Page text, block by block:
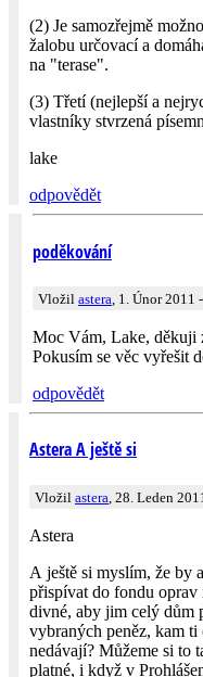
(2) Je samozřejmě
žalobu určovací a
na "terase".
(3) Třetí (nejlepší a
vlastníky stvrzená
lake
odpovědět
poděkování
Vložil astera, 1. Únor 2011
Moc Vám, Lake, děkuji
Pokusím se věc vyřešit
odpovědět
Astera A ještě si
Vložil astera , 28. Leden
Astera
A ještě si myslím, že by
přispívat do fondu oprav
divné, aby jim celý dům
vybraných peněz, kam ti
nedávají? Můžeme si to
platné, i když v